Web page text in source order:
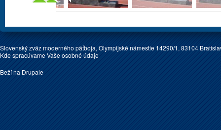
Slovenský zväz moderného päťboja, Olympijské námestie 14290/1, 83104
Kde spracúvame Vaše osobné údaje
Beží na Drupale